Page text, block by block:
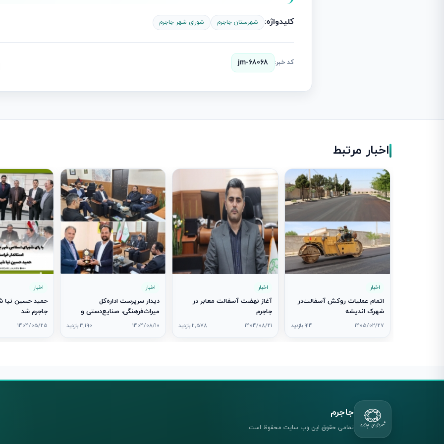
کلیدواژه: شهرستان جاجرم شورای شهر جاجرم
کد خبر: jm-68068
اخبار مرتبط
اخبار
اتمام عملیات روکش آسفالت‌در
شهرک اندیشه
1405/02/27 914 بازدید
اخبار
آغاز نهضت آسفالت معابر در
جاجرم
1404/08/21 2,578 بازدید
اخبار
دیدار سرپرست اداره‌کل
میراث‌فرهنگی، صنایع‌دستی و
گردشگری خراسان شمالی با شهردار
1404/08/10 3,190 بازدید
اخبار
حمید حسین نیا
جاجرم شد
1404/05/25
جاجرم
تمامی حقوق این وب سایت محفوظ است.